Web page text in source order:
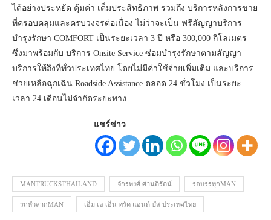
ได้อย่างประหยัด คุ้มค่า เต็มประสิทธิภาพ รวมถึง บริการหลังการขาย
ที่ครอบคลุมและครบวงจรต่อเนื่อง ไม่ว่าจะเป็น ฟรีสัญญาบริการ
บำรุงรักษา COMFORT เป็นระยะเวลา 3 ปี หรือ 300,000 กิโลเมตร
ซึ่งมาพร้อมกับ บริการ Onsite Service ซ่อมบำรุงรักษาตามสัญญา
บริการให้ถึงที่ทั่วประเทศไทย โดยไม่มีค่าใช้จ่ายเพิ่มเติม และบริการ
ช่วยเหลือฉุกเฉิน Roadside Assistance ตลอด 24 ชั่วโมง เป็นระยะ
เวลา 24 เดือนไม่จำกัดระยะทาง
แชร์ข่าว
MANTRUCKSTHAILAND จักรพงศ์ ศานติรัตน์ รถบรรทุกMAN
รถหัวลากMAN เอ็ม เอ เอ็น ทรัค แอนด์ บัส ประเทศไทย